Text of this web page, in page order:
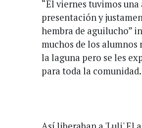
“El viernes tuvimos
presentación y
hembra de aguilucho”
muchos de los alumnos
la laguna pero se les
para toda la comunidad.